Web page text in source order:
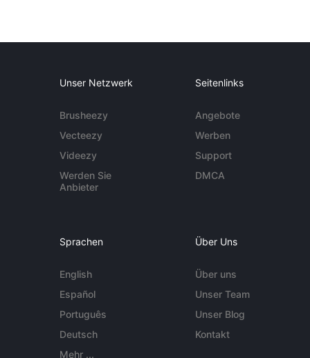
Unser Netzwerk
Brusheezy
Vecteezy
Videezy
Werden Sie
Anbieter
Seitenlinks
Angebote
Werben
Support
DMCA
Sprachen
English
Español
Português
Deutsch
Mehr ...
Über Uns
Über uns
Unser Team
Unser Blog
Kontakt